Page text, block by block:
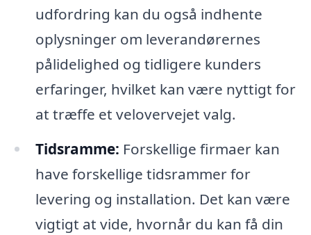
udfordring kan du også indhente
oplysninger om leverandørernes
pålidelighed og tidligere kunders
erfaringer, hvilket kan være nyttigt for
at træffe et velovervejet valg.
Tidsramme: Forskellige firmaer kan
have forskellige tidsrammer for
levering og installation. Det kan være
vigtigt at vide, hvornår du kan få din